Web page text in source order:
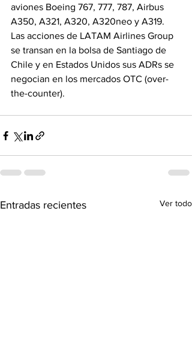
aviones Boeing 767, 777, 787, Airbus
A350, A321, A320, A320neo y A319.
Las acciones de LATAM Airlines Group
se transan en la bolsa de Santiago de
Chile y en Estados Unidos sus ADRs se
negocian en los mercados OTC (over-
the-counter).
Entradas recientes Ver todo